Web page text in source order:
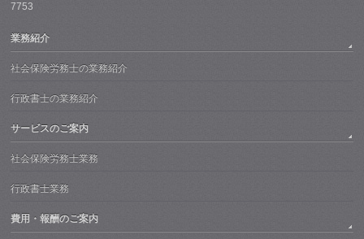
7753
業務紹介
社会保険労務士の業務紹介
行政書士の業務紹介
サービスのご案内
社会保険労務士業務
行政書士業務
費用・報酬のご案内